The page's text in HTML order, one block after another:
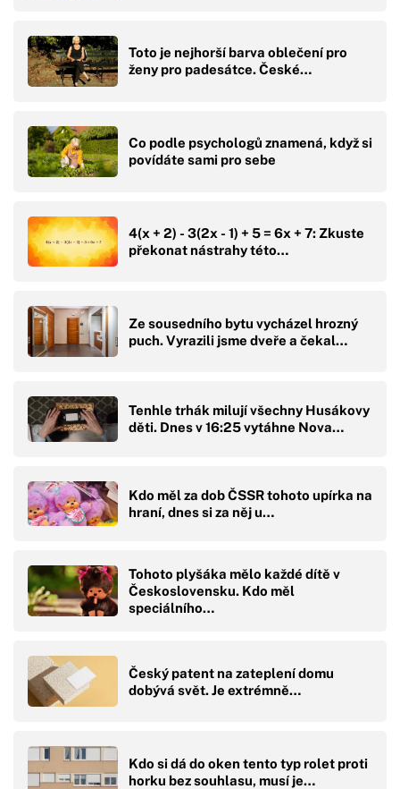
Toto je nejhorší barva oblečení pro
ženy pro padesátce. České…
Co podle psychologů znamená, když si
povídáte sami pro sebe
4(x + 2) - 3(2x - 1) + 5 = 6x + 7: Zkuste
překonat nástrahy této…
Ze sousedního bytu vycházel hrozný
puch. Vyrazili jsme dveře a čekal…
Tenhle trhák milují všechny Husákovy
děti. Dnes v 16:25 vytáhne Nova…
Kdo měl za dob ČSSR tohoto upírka na
hraní, dnes si za něj u…
Tohoto plyšáka mělo každé dítě v
Československu. Kdo měl
speciálního…
Český patent na zateplení domu
dobývá svět. Je extrémně…
Kdo si dá do oken tento typ rolet proti
horku bez souhlasu, musí je…